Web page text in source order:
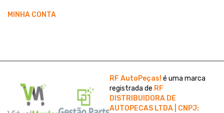
MINHA CONTA
RF AutoPeças! é uma marca
registrada de RF
DISTRIBUIDORA DE
AUTOPECAS LTDA | CNPJ: